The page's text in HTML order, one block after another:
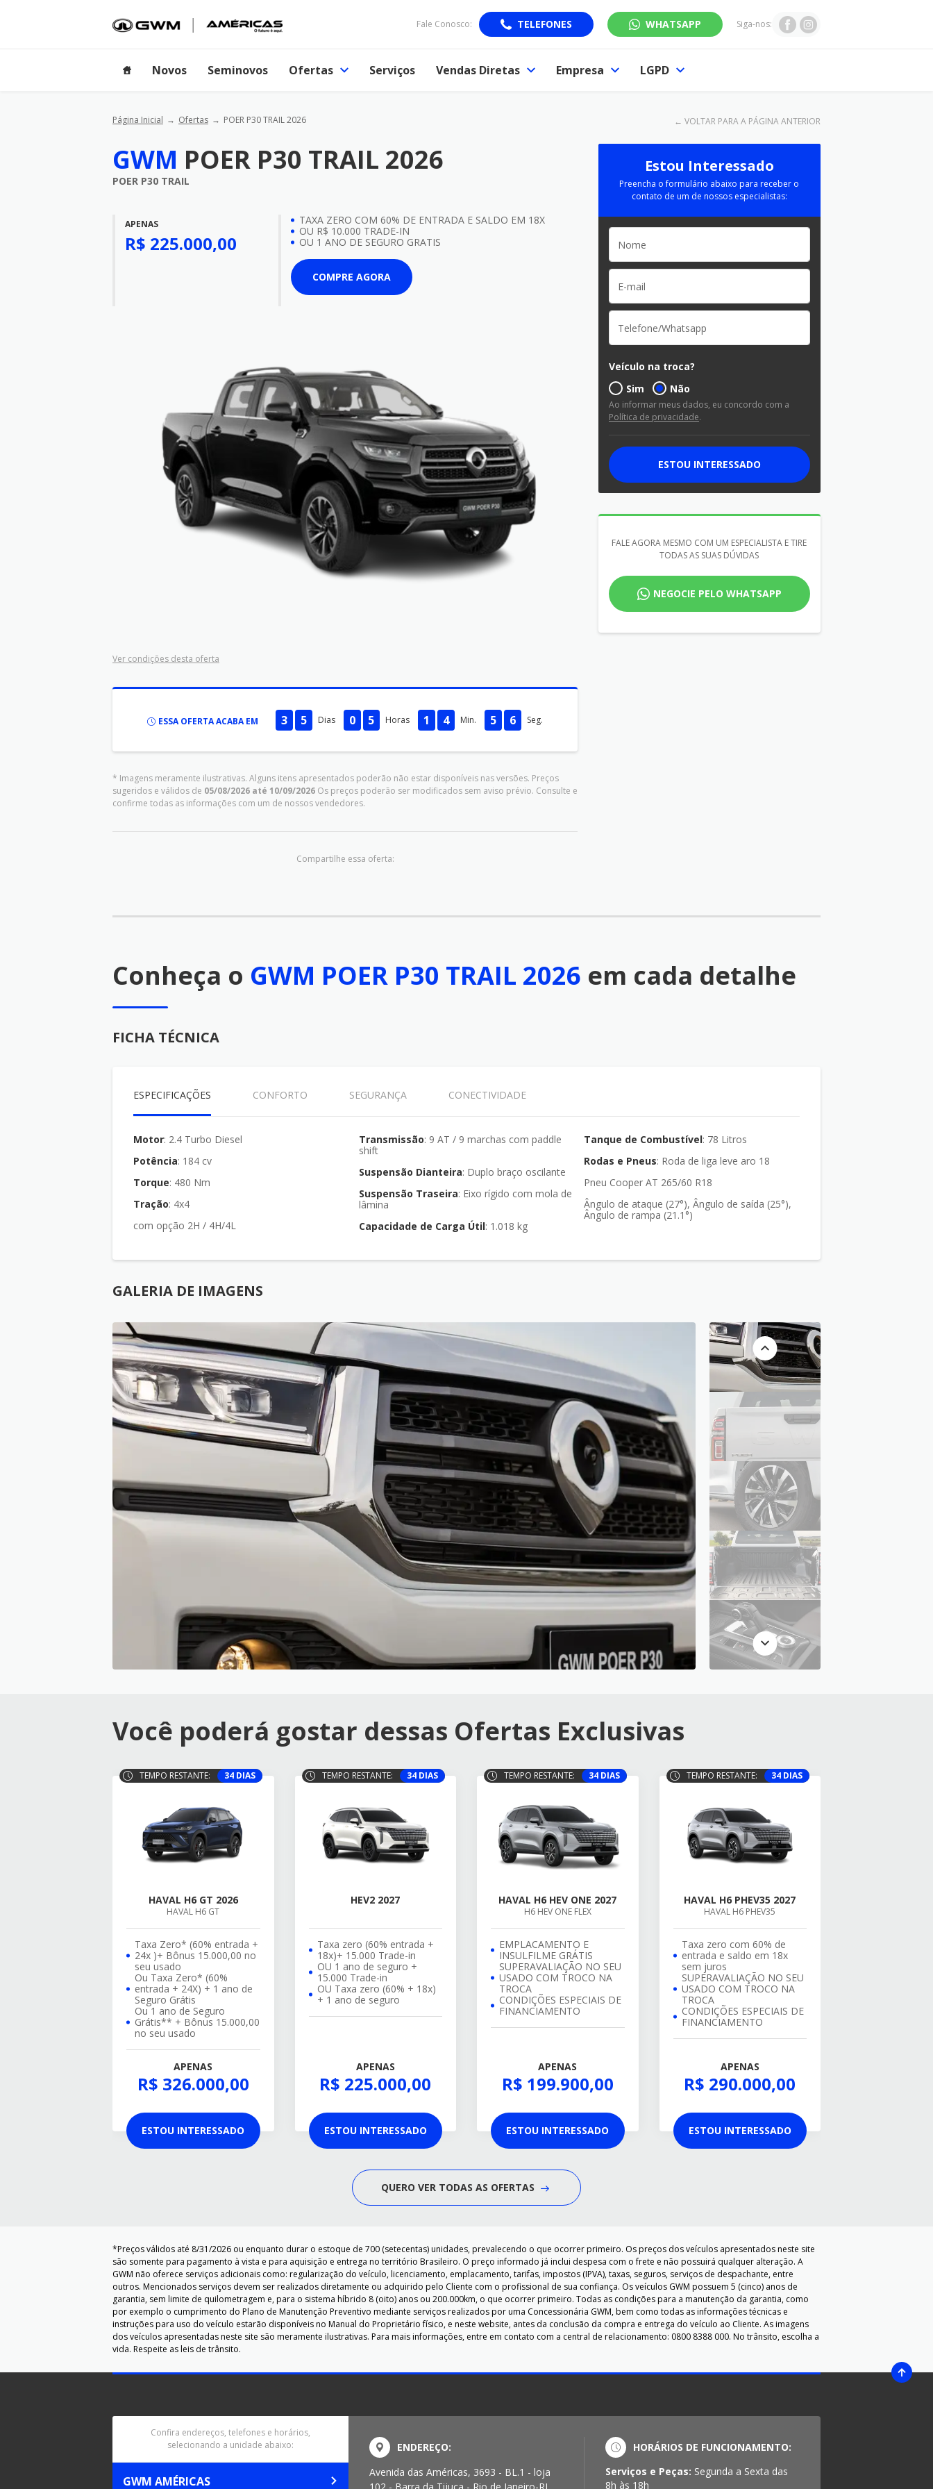
Fale Conosco: TELEFONES WHATSAPP Siga-nos:
Novos Seminovos Ofertas Serviços Vendas Diretas Empresa LGPD
Página Inicial Ofertas POER P30 TRAIL 2026 ← VOLTAR PARA A PÁGINA ANTERIOR
GWM POER P30 TRAIL 2026
POER P30 TRAIL
APENAS
R$ 225.000,00
TAXA ZERO COM 60% DE ENTRADA E SALDO EM 18X
OU R$ 10.000 TRADE-IN
OU 1 ANO DE SEGURO GRATIS
COMPRE AGORA
Ver condições desta oferta
ESSA OFERTA ACABA EM 3 5 Dias 0 5 Horas 1 4 Min. 5 5 Seg.
* Imagens meramente ilustrativas. Alguns itens apresentados poderão não estar disponíveis nas versões. Preços
sugeridos e válidos de 05/08/2026 até 10/09/2026 Os preços poderão ser modificados sem aviso prévio. Consulte e
confirme todas as informações com um de nossos vendedores.
Compartilhe essa oferta:
Estou Interessado
Preencha o formulário abaixo para receber o
contato de um de nossos especialistas:
Veículo na troca?
Sim
Não
Ao informar meus dados, eu concordo com a
Política de privacidade.
ESTOU INTERESSADO
FALE AGORA MESMO COM UM ESPECIALISTA E TIRE
TODAS AS SUAS DÚVIDAS
NEGOCIE PELO WHATSAPP
Conheça o GWM POER P30 TRAIL 2026 em cada detalhe
FICHA TÉCNICA
ESPECIFICAÇÕES CONFORTO SEGURANÇA CONECTIVIDADE
Motor : 2.4 Turbo Diesel
Potência : 184 cv
Torque : 480 Nm
Tração : 4x4
com opção 2H / 4H/4L
Transmissão: 9 AT / 9 marchas com paddle
shift
Suspensão Dianteira : Duplo braço oscilante
Suspensão Traseira: Eixo rígido com mola de
lâmina
Capacidade de Carga Útil : 1.018 kg
Tanque de Combustível : 78 Litros
Rodas e Pneus : Roda de liga leve aro 18
Pneu Cooper AT 265/60 R18
Ângulo de ataque (27°), Ângulo de saída (25°),
Ângulo de rampa (21.1°)
GALERIA DE IMAGENS
Você poderá gostar dessas Ofertas Exclusivas
TEMPO RESTANTE: 34 DIAS
HAVAL H6 GT 2026
HAVAL H6 GT
Taxa Zero* (60% entrada +
24x )+ Bônus 15.000,00 no
seu usado
Ou Taxa Zero* (60%
entrada + 24X) + 1 ano de
Seguro Grátis
Ou 1 ano de Seguro
Grátis** + Bônus 15.000,00
no seu usado
APENAS
R$ 326.000,00
ESTOU INTERESSADO
TEMPO RESTANTE: 34 DIAS
HEV2 2027
Taxa zero (60% entrada +
18x)+ 15.000 Trade-in
OU 1 ano de seguro +
15.000 Trade-in
OU Taxa zero (60% + 18x)
+ 1 ano de seguro
APENAS
R$ 225.000,00
ESTOU INTERESSADO
TEMPO RESTANTE: 34 DIAS
HAVAL H6 HEV ONE 2027
H6 HEV ONE FLEX
EMPLACAMENTO E
INSULFILME GRÁTIS
SUPERAVALIAÇÃO NO SEU
USADO COM TROCO NA
TROCA
CONDIÇÕES ESPECIAIS DE
FINANCIAMENTO
APENAS
R$ 199.900,00
ESTOU INTERESSADO
TEMPO RESTANTE: 34 DIAS
HAVAL H6 PHEV35 2027
HAVAL H6 PHEV35
Taxa zero com 60% de
entrada e saldo em 18x
sem juros
SUPERAVALIAÇÃO NO SEU
USADO COM TROCO NA
TROCA
CONDIÇÕES ESPECIAIS DE
FINANCIAMENTO
APENAS
R$ 290.000,00
ESTOU INTERESSADO
QUERO VER TODAS AS OFERTAS
*Preços válidos até 8/31/2026 ou enquanto durar o estoque de 700 (setecentas) unidades, prevalecendo o que ocorrer primeiro. Os preços dos veículos apresentados neste site
são somente para pagamento à vista e para aquisição e entrega no território Brasileiro. O preço informado já inclui despesa com o frete e não possuirá qualquer alteração. A
GWM não oferece serviços adicionais como: regularização do veículo, licenciamento, emplacamento, tarifas, impostos (IPVA), taxas, seguros, serviços de despachante, entre
outros. Mencionados serviços devem ser realizados diretamente ou adquirido pelo Cliente com o profissional de sua confiança. Os veículos GWM possuem 5 (cinco) anos de
garantia, sem limite de quilometragem e, para o sistema híbrido 8 (oito) anos ou 200.000km, o que ocorrer primeiro. Todas as condições para a manutenção da garantia, como
por exemplo o cumprimento do Plano de Manutenção Preventivo mediante serviços realizados por uma Concessionária GWM, bem como todas as informações técnicas e
instruções para uso do veículo estarão disponíveis no Manual do Proprietário físico, e neste website, antes da conclusão da compra e entrega do veículo ao Cliente. As imagens
dos veículos apresentadas neste site são meramente ilustrativas. Para mais informações, entre em contato com a central de relacionamento: 0800 8388 000. No trânsito, escolha a
vida. Respeite as leis de trânsito.
Confira endereços, telefones e horários,
selecionando a unidade abaixo:
GWM AMÉRICAS
ENDEREÇO:
Avenida das Américas, 3693 - BL.1 - loja
HORÁRIOS DE FUNCIONAMENTO:
Serviços e Peças: Segunda a Sexta das
8h às 18h